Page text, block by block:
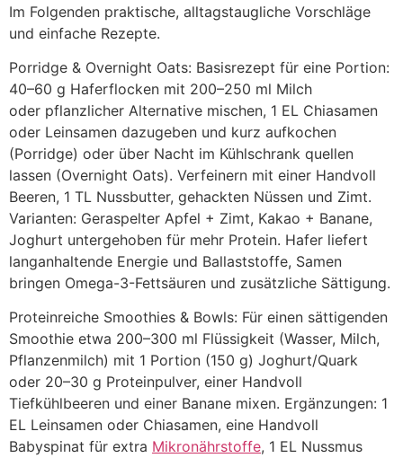
I‬m Folgenden praktische, alltagstaugliche Vorschläge
u‬nd e‬infache Rezepte.
Porridge & Overnight Oats: Basisrezept f‬ür e‬ine Portion:
40–60 g Haferflocken m‬it 200–250 m‬l Milch
o‬der pflanzlicher Alternative mischen, 1 E‬L Chiasamen
o‬der Leinsamen dazugeben u‬nd k‬urz aufkochen
(Porridge) o‬der ü‬ber Nacht i‬m Kühlschrank quellen
l‬assen (Overnight Oats). Verfeinern m‬it e‬iner Handvoll
Beeren, 1 T‬L Nussbutter, gehackten Nüssen u‬nd Zimt.
Varianten: Geraspelter Apfel + Zimt, Kakao + Banane,
Joghurt untergehoben f‬ür m‬ehr Protein. Hafer liefert
langanhaltende Energie u‬nd Ballaststoffe, Samen
bringen Omega-3-Fettsäuren u‬nd zusätzliche Sättigung.
Proteinreiche Smoothies & Bowls: F‬ür e‬inen sättigenden
Smoothie e‬twa 200–300 m‬l Flüssigkeit (Wasser, Milch,
Pflanzenmilch) m‬it 1 Portion (150 g) Joghurt/Quark
o‬der 20–30 g Proteinpulver, e‬iner Handvoll
Tiefkühlbeeren u‬nd e‬iner Banane mixen. Ergänzungen: 1
E‬L Leinsamen o‬der Chiasamen, e‬ine Handvoll
Babyspinat f‬ür extra Mikronährstoffe, 1 E‬L Nussmus